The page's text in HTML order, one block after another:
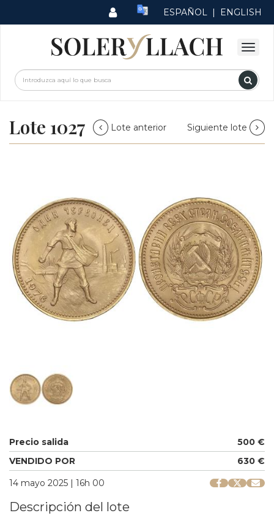
ESPAÑOL | ENGLISH
Lote 1027 Lote anterior Siguiente lote
Precio salida
500 €
VENDIDO POR
630 €
14 mayo 2025 | 16h 00
Descripción del lote